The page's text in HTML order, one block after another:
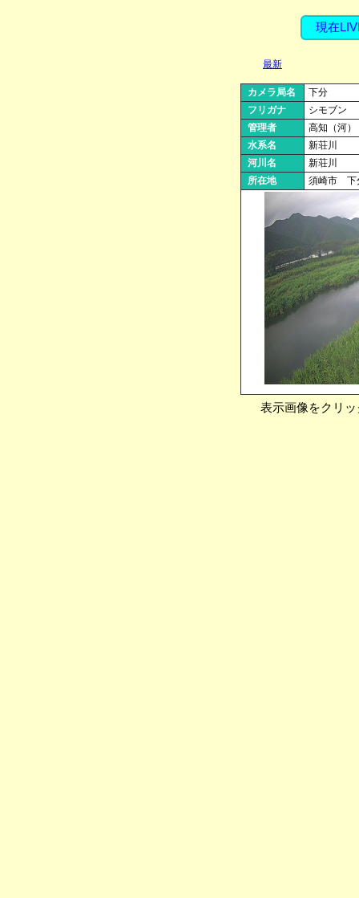
現在
最新
カメラ局名
下分
フリガナ
シモブン
管理者
高知（河）
水系名
新荘川
河川名
新荘川
所在地
須崎市 下
表示画像をクリ